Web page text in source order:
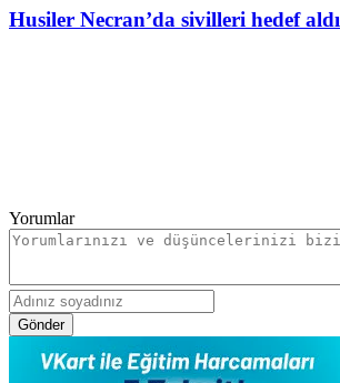
Husiler Necran’da sivilleri hedef aldı
Yorumlar
Gönder